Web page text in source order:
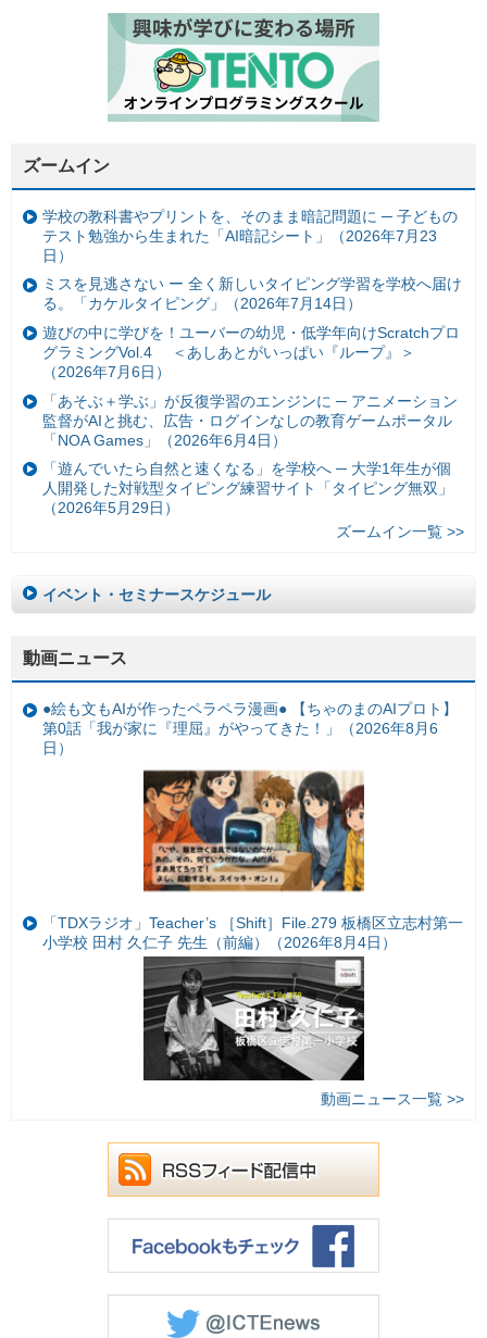
ズームイン
学校の教科書やプリントを、そのまま暗記問題に ─ 子どもの
テスト勉強から生まれた「AI暗記シート」（2026年7月23
日）
ミスを見逃さない ー 全く新しいタイピング学習を学校へ届け
る。「カケルタイピング」（2026年7月14日）
遊びの中に学びを！ユーバーの幼児・低学年向けScratchプロ
グラミングVol.4 ＜あしあとがいっぱい『ループ』＞
（2026年7月6日）
「あそぶ＋学ぶ」が反復学習のエンジンに ─ アニメーション
監督がAIと挑む、広告・ログインなしの教育ゲームポータル
「NOA Games」（2026年6月4日）
「遊んでいたら自然と速くなる」を学校へ ─ 大学1年生が個
人開発した対戦型タイピング練習サイト「タイピング無双」
（2026年5月29日）
ズームイン一覧 >>
イベント・セミナースケジュール
動画ニュース
●絵も文もAIが作ったペラペラ漫画● 【ちゃのまのAIプロト】
第0話「我が家に『理屈』がやってきた！」（2026年8月6
日）
「TDXラジオ」Teacher’s ［Shift］File.279 板橋区立志村第一
小学校 田村 久仁子 先生（前編）（2026年8月4日）
動画ニュース一覧 >>